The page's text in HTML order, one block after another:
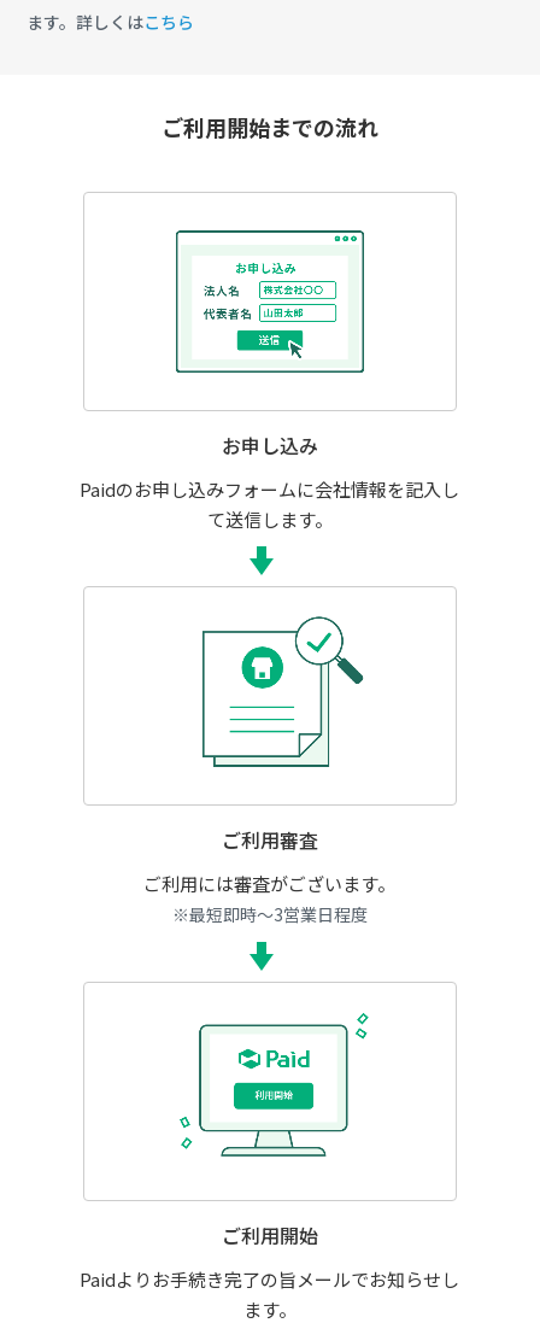
ます。詳しくはこちら
ご利用開始までの流れ
お申し込み
Paidのお申し込みフォームに会社情報を記入し
て送信します。
ご利用審査
ご利用には審査がございます。
※最短即時～3営業日程度
ご利用開始
Paidよりお手続き完了の旨メールでお知らせし
ます。